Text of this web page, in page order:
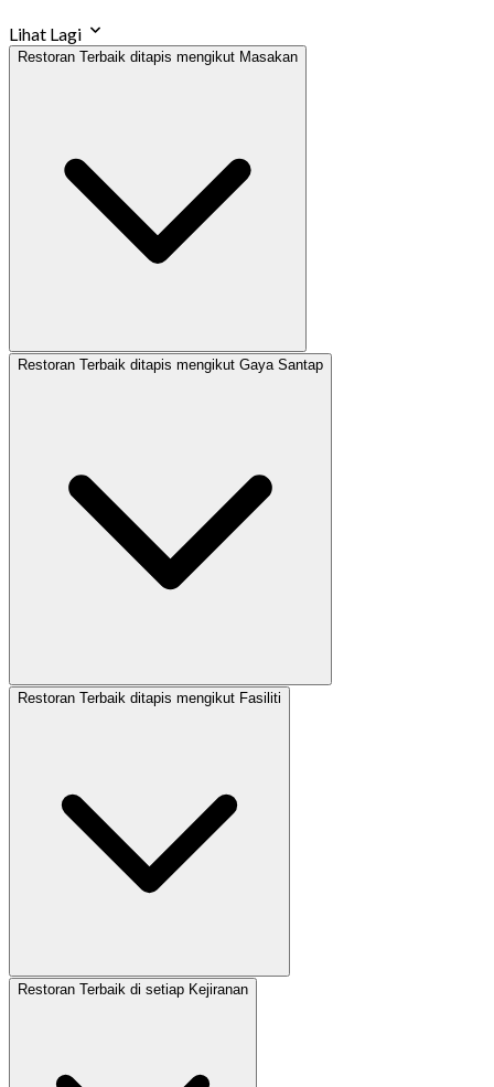
Lihat Lagi
Restoran Terbaik ditapis mengikut Masakan
Restoran Terbaik ditapis mengikut Gaya Santap
Restoran Terbaik ditapis mengikut Fasiliti
Restoran Terbaik di setiap Kejiranan